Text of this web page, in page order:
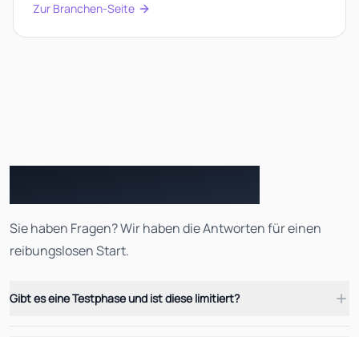
Zur Branchen-Seite
Sie haben Fragen? Wir haben die Antworten für einen
reibungslosen Start.
Gibt es eine Testphase und ist diese limitiert?